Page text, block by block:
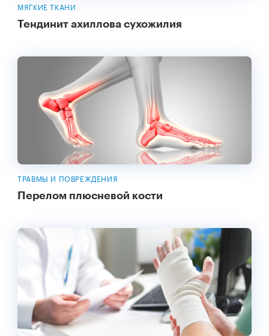
МЯГКИЕ ТКАНИ
Тендинит ахиллова сухожилия
ТРАВМЫ И ПОВРЕЖДЕНИЯ
Перелом плюсневой кости